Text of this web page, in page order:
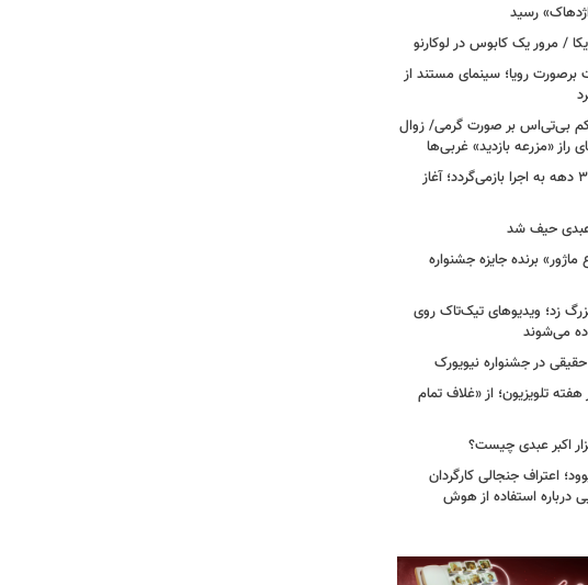
رسید
/ مرور یک کابوس در لوکارنو
رویا؛ سینمای مستند از
بی‌تی‌اس بر صورت گرمی/ زوال
راز «مزرعه بازدید» غربی‌ها
حسین پاکدل پس از ۳ دهه به اجرا بازمی‌گردد؛ آغاز
عبدی حیف شد
ماژور» برنده جایزه جشنواره
زد؛ ویدیوهای تیک‌تاک روی
می‌شوند
در جشنواره نیویورک
تلویزیون؛ از «غلاف تمام
اکبر عبدی چیست؟
اعتراف جنجالی کارگردان
درباره استفاده از هوش